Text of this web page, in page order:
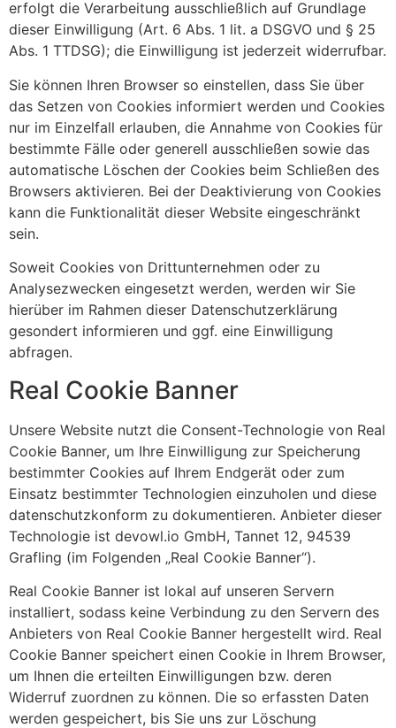
erfolgt die Verarbeitung ausschließlich auf Grundlage
dieser Einwilligung (Art. 6 Abs. 1 lit. a DSGVO und § 25
Abs. 1 TTDSG); die Einwilligung ist jederzeit widerrufbar.
Sie können Ihren Browser so einstellen, dass Sie über
das Setzen von Cookies informiert werden und Cookies
nur im Einzelfall erlauben, die Annahme von Cookies für
bestimmte Fälle oder generell ausschließen sowie das
automatische Löschen der Cookies beim Schließen des
Browsers aktivieren. Bei der Deaktivierung von Cookies
kann die Funktionalität dieser Website eingeschränkt
sein.
Soweit Cookies von Drittunternehmen oder zu
Analysezwecken eingesetzt werden, werden wir Sie
hierüber im Rahmen dieser Datenschutzerklärung
gesondert informieren und ggf. eine Einwilligung
abfragen.
Real Cookie Banner
Unsere Website nutzt die Consent-Technologie von Real
Cookie Banner, um Ihre Einwilligung zur Speicherung
bestimmter Cookies auf Ihrem Endgerät oder zum
Einsatz bestimmter Technologien einzuholen und diese
datenschutzkonform zu dokumentieren. Anbieter dieser
Technologie ist devowl.io GmbH, Tannet 12, 94539
Grafling (im Folgenden „Real Cookie Banner“).
Real Cookie Banner ist lokal auf unseren Servern
installiert, sodass keine Verbindung zu den Servern des
Anbieters von Real Cookie Banner hergestellt wird. Real
Cookie Banner speichert einen Cookie in Ihrem Browser,
um Ihnen die erteilten Einwilligungen bzw. deren
Widerruf zuordnen zu können. Die so erfassten Daten
werden gespeichert, bis Sie uns zur Löschung